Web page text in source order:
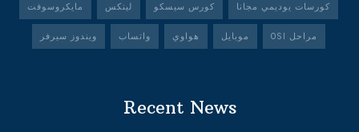
كورسات يوديمي مجانا كورس سيسكو لينكس مايكروسوفت
مراحل OSI موبايل هواوي واتساب ويندوز سيرفر
Recent News